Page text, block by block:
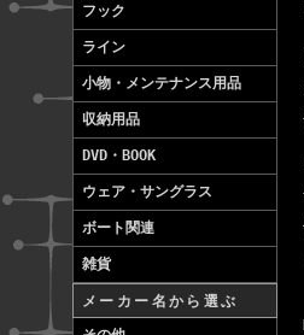
フック
ライン
小物・メンテナンス用品
収納用品
DVD・BOOK
ウェア・サングラス
ボート関連
雑貨
メーカー名から選ぶ